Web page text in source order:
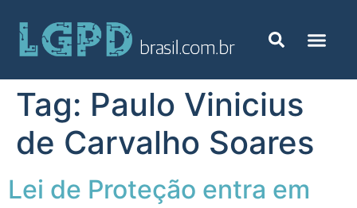
Tag: Paulo Vinicius
de Carvalho Soares
Lei de Proteção entra em